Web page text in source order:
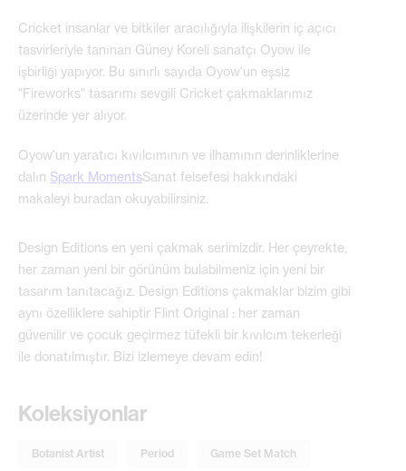
Cricket insanlar ve bitkiler aracılığıyla ilişkilerin iç açıcı
tasvirleriyle tanınan Güney Koreli sanatçı Oyow ile
işbirliği yapıyor. Bu sınırlı sayıda Oyow'un eşsiz
"Fireworks" tasarımı sevgili Cricket çakmaklarımız
üzerinde yer alıyor.
Oyow'un yaratıcı kıvılcımının ve ilhamının derinliklerine
dalın Spark MomentsSanat felsefesi hakkındaki
makaleyi buradan okuyabilirsiniz.
Design Editions en yeni çakmak serimizdir. Her çeyrekte,
her zaman yeni bir görünüm bulabilmeniz için yeni bir
tasarım tanıtacağız. Design Editions çakmaklar bizim gibi
aynı özelliklere sahiptir Flint Original : her zaman
güvenilir ve çocuk geçirmez tüfekli bir kıvılcım tekerleği
ile donatılmıştır. Bizi izlemeye devam edin!
Koleksiyonlar
Botanist Artist Period Game Set Match